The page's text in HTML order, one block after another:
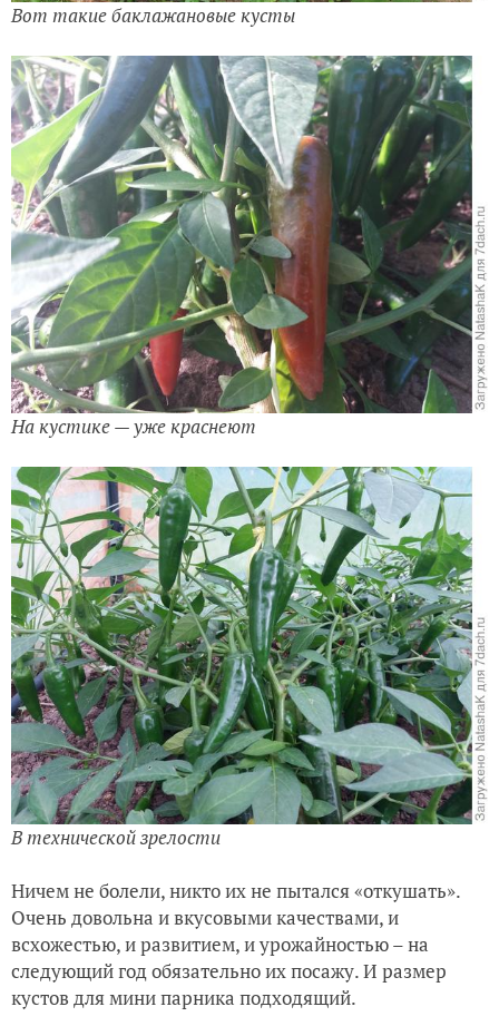
Вот такие баклажановые кусты
На кустике — уже краснеют
В технической зрелости
Ничем не болели, никто их не пытался «откушать».
Очень довольна и вкусовыми качествами, и
всхожестью, и развитием, и урожайностью – на
следующий год обязательно их посажу. И размер
кустов для мини парника подходящий.